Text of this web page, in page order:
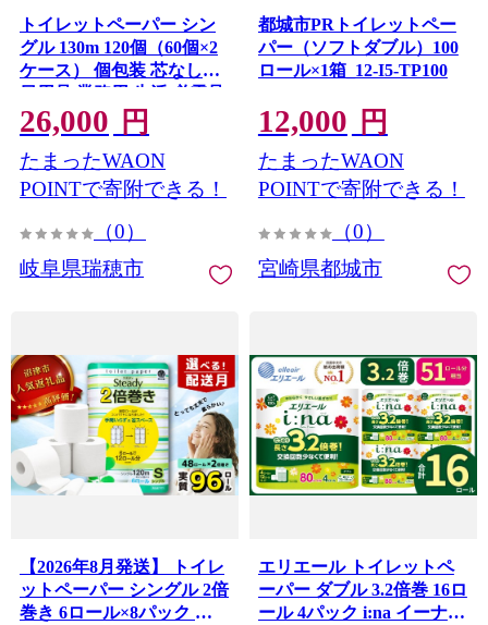
トイレットペーパー シン
グル 130m 120個（60個×2
ケース） 個包装 芯なし｜
日用品 業務用 生活 必需品
エコ eco 高評価 たっぷり
まとめ買い 長持ち ストッ
ク 備蓄 保存 災害 防災 備
蓄用 トイペ 消耗品 常備 や
26,000 円
たまったWAON
POINTで寄附できる！
（0）
岐阜県瑞穂市
都城市PRトイレットペー
パー（ソフトダブル）100
ロール×1箱_12-I5-TP100
12,000 円
たまったWAON
POINTで寄附できる！
（0）
宮崎県都城市
【2026年8月発送】 トイレ
ットペーパー シングル 2倍
巻き 6ロール×8パック 計
エリエール トイレットペ
ーパー ダブル 3.2倍巻 16ロ
ール 4パック i:na イーナ